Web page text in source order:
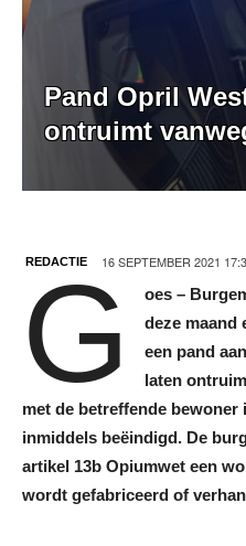
Pand Opril
ontruimt
REDACTIE 16 SEPTEMBER 2021
G
oes –
deze maand
een pand
laten
met de betreffende
inmiddels beëindigd. De
artikel 13b Opiumwet een
wordt gefabriceerd of